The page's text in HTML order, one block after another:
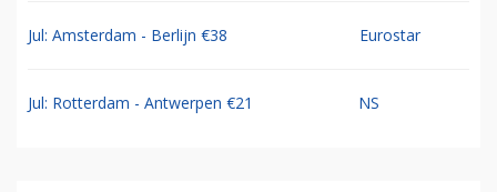
Jul: Amsterdam - Berlijn €38 Eurostar
Jul: Rotterdam - Antwerpen €21 NS